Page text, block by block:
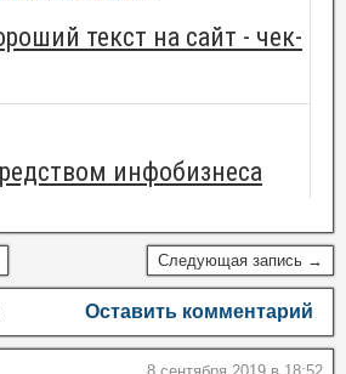
текст на сайт - чек-
инфобизнеса
Следующая запись →
Оставить комментарий